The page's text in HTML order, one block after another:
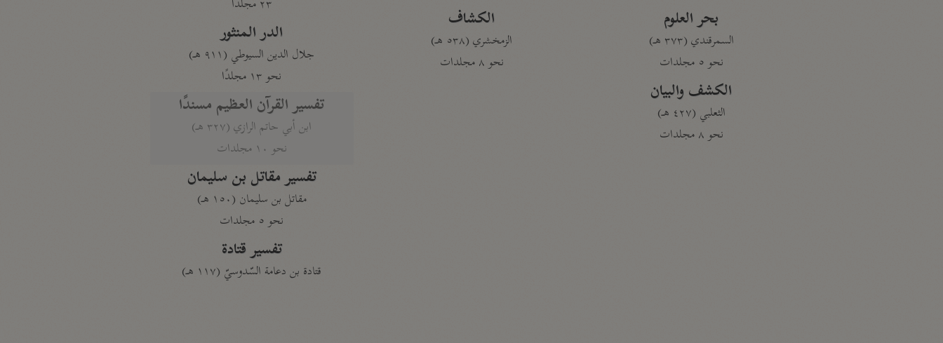
بحر العلوم
السمرقندي (٣٧٣ هـ)
نحو ٥ مجلدات
الكشف والبيان
الثعلبي (٤٢٧ هـ)
نحو ٨ مجلدات
الكشاف
الزمخشري (٥٣٨ هـ)
نحو ٨ مجلدات
٢٣ مجلدًا
الدر المنثور
جلال الدين السيوطي (٩١١ هـ)
نحو ١٣ مجلدًا
تفسير القرآن العظيم مسندًا
ابن أبي حاتم الرازي (٣٢٧ هـ)
نحو ١٠ مجلدات
تفسير مقاتل بن سليمان
مقاتل بن سليمان (١٥٠ هـ)
نحو ٥ مجلدات
تفسير قتادة
قتادة بن دعامة السّدوسيّ (١١٧ هـ)